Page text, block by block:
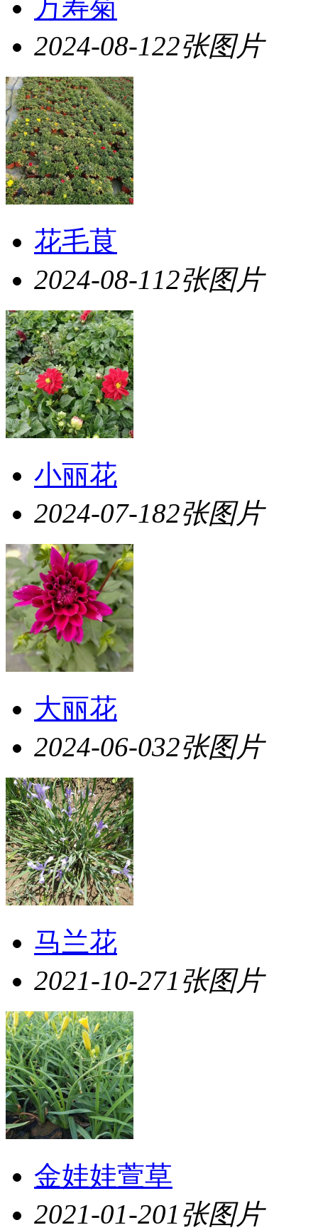
万寿菊
2024-08-122张图片
花毛茛
2024-08-112张图片
小丽花
2024-07-182张图片
大丽花
2024-06-032张图片
马兰花
2021-10-271张图片
金娃娃萱草
2021-01-201张图片